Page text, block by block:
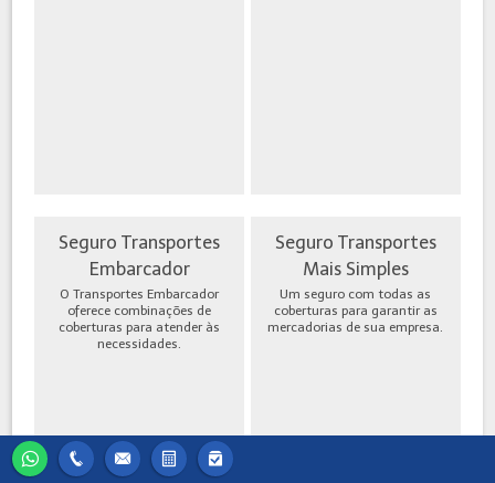
Seguro Transportes
Embarcador
O Transportes Embarcador
oferece combinações de
coberturas para atender às
necessidades.
Seguro Transportes
Mais Simples
Um seguro com todas as
coberturas para garantir as
mercadorias de sua empresa.